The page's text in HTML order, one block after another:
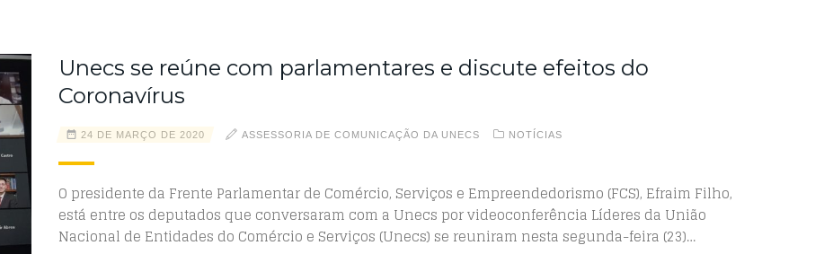
Unecs se reúne com parlamentares e discute efeitos do
Coronavírus
24 DE MARÇO DE 2020 ASSESSORIA DE COMUNICAÇÃO DA UNECS NOTÍCIAS
O presidente da Frente Parlamentar de Comércio, Serviços e Empreendedorismo (FCS), Efraim Filho,
está entre os deputados que conversaram com a Unecs por videoconferência Líderes da União
Nacional de Entidades do Comércio e Serviços (Unecs) se reuniram nesta segunda-feira (23)…